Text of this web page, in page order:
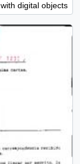
digital objects